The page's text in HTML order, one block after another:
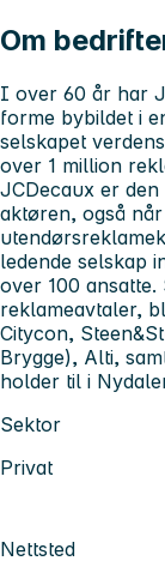
Om
I over 60 år har
forme bybildet i
selskapet
over 1 million
JCDecaux er
aktøren, også
ledende selskap
over 100
reklameavtaler,
Citycon,
Brygge), Alti,
holder til i
Sektor
Privat
Nettsted